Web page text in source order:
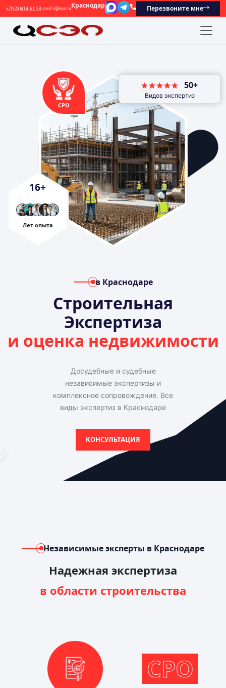
+7(928)414-61-93 csel23@mail.ruКраснодар Перезвоните мне
в Краснодаре
Строительная
Экспертиза
и оценка недвижимости
Досудебные и судебные
независимые экспертизы и
комплексное сопровождение. Все
виды экспертиз в Краснодаре
КОНСУЛЬТАЦИЯ
16+
Лет опыта
СРО
50+
Видов экспертиз
Независимые эксперты в Краснодаре
Надежная экспертиза
в области строительства
СРО